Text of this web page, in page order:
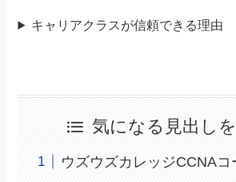
キャリアクラスが信頼できる理由
気になる見出し
ウズウズカレッジCCNAコ